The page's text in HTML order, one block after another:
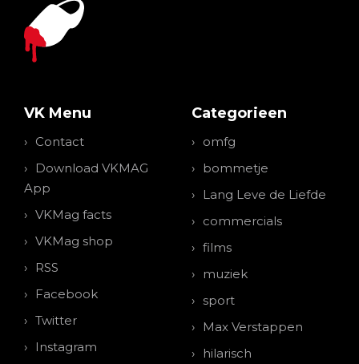
VK Menu
Contact
Download VKMAG
App
VKMag facts
VKMag shop
RSS
Facebook
Twitter
Instagram
Categorieen
omfg
bommetje
Lang Leve de Liefde
commercials
films
muziek
sport
Max Verstappen
hilarisch